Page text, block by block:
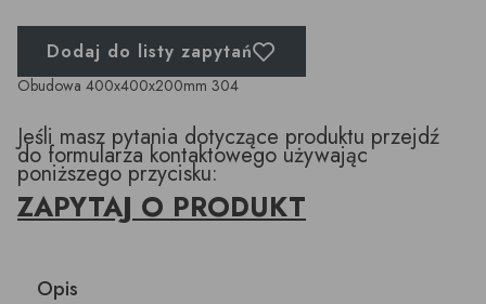
Dodaj do listy zapytań
Obudowa 400x400x200mm 304
Jeśli masz pytania dotyczące produktu przejdź
do formularza kontaktowego używając
poniższego przycisku:
ZAPYTAJ O PRODUKT
Opis